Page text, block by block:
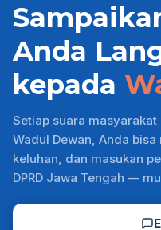
Anda
kepada
Setiap suara
Wadul Dewan, Anda
keluhan, dan masukan
DPRD Jawa Tengah —